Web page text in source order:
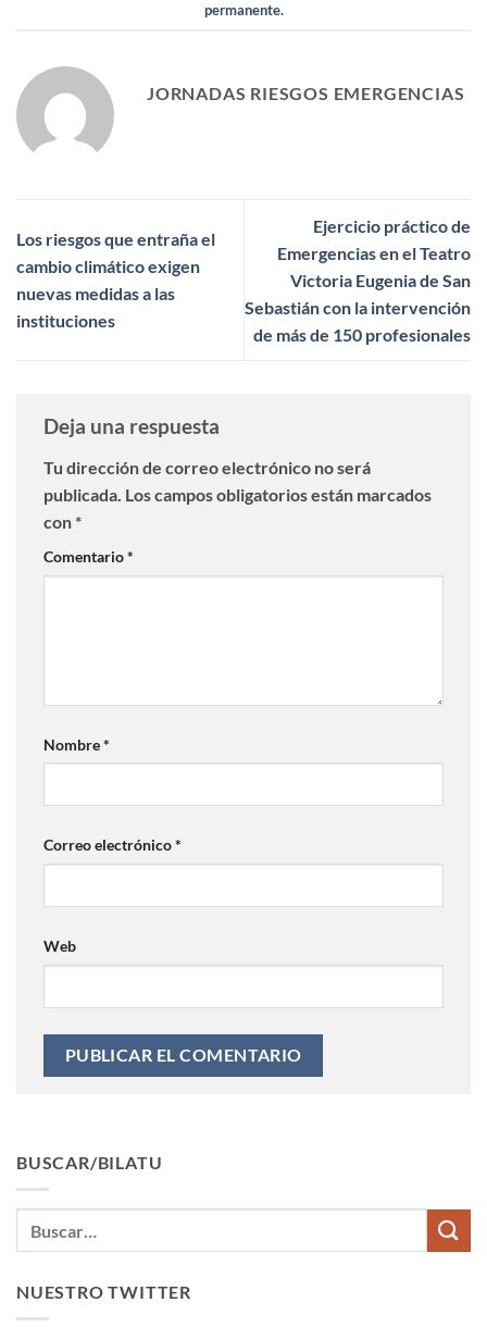
permanente.
JORNADAS RIESGOS EMERGENCIAS
Los riesgos que entraña el
cambio climático exigen
nuevas medidas a las
instituciones
Ejercicio práctico de
Emergencias en el Teatro
Victoria Eugenia de San
Sebastián con la intervención
de más de 150 profesionales
Deja una respuesta
Tu dirección de correo electrónico no será
publicada. Los campos obligatorios están marcados
con*
Comentario*
Nombre*
Correo electrónico*
Web
BUSCAR/BILATU
NUESTRO TWITTER